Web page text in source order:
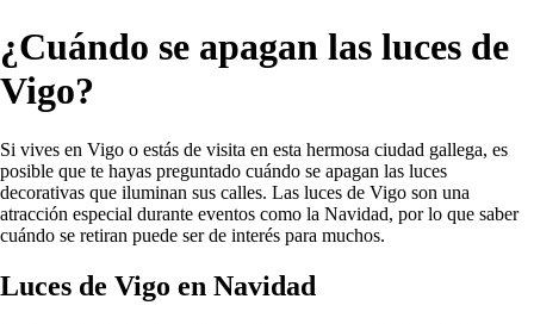
¿Cuándo se apagan las luces de
Vigo?
Si vives en Vigo o estás de visita en esta hermosa ciudad gallega, es
posible que te hayas preguntado cuándo se apagan las luces
decorativas que iluminan sus calles. Las luces de Vigo son una
atracción especial durante eventos como la Navidad, por lo que saber
cuándo se retiran puede ser de interés para muchos.
Luces de Vigo en Navidad